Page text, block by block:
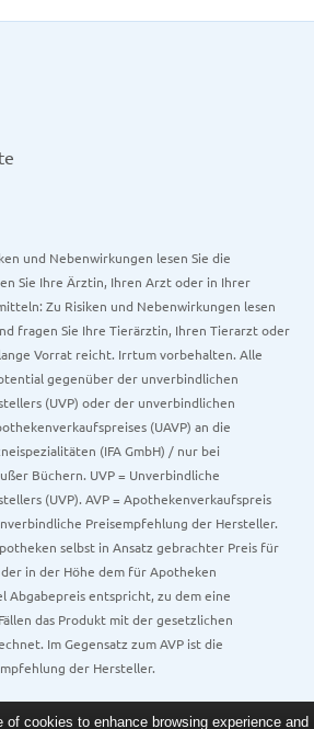
und Nebenwirkungen lesen Sie die
Sie Ihre Ärztin, Ihren Arzt oder in Ihrer
Zu Risiken und Nebenwirkungen lesen
fragen Sie Ihre Tierärztin, Ihren Tierarzt oder
Vorrat reicht. Irrtum vorbehalten. Alle
gegenüber der unverbindlichen
(UVP) oder der unverbindlichen
(UAVP) an die
(IFA GmbH) / nur bei
Büchern. UVP = Unverbindliche
(UVP). AVP = Apothekenverkaufspreis
Preisempfehlung der Hersteller.
selbst in Ansatz gebrachter Preis für
in der Höhe dem für Apotheken
entspricht, zu dem eine
das Produkt mit der gesetzlichen
Im Gegensatz zum AVP ist die
der Hersteller.
cookies to enhance browsing experience and